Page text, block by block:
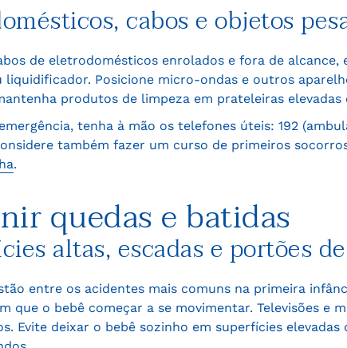
cabos e objetos
de eletrodomésticos enrolados e fora de
liquidificador. Posicione micro-ondas e outros
produtos de limpeza em prateleiras
tenha à mão os telefones úteis: 192
também fazer um curso de primeiros
.
quedas e batidas
altas, escadas e portões
entre os acidentes mais comuns na primeira
que o bebê começar a se movimentar. Televisões e
Evite deixar o bebê sozinho em superfícies